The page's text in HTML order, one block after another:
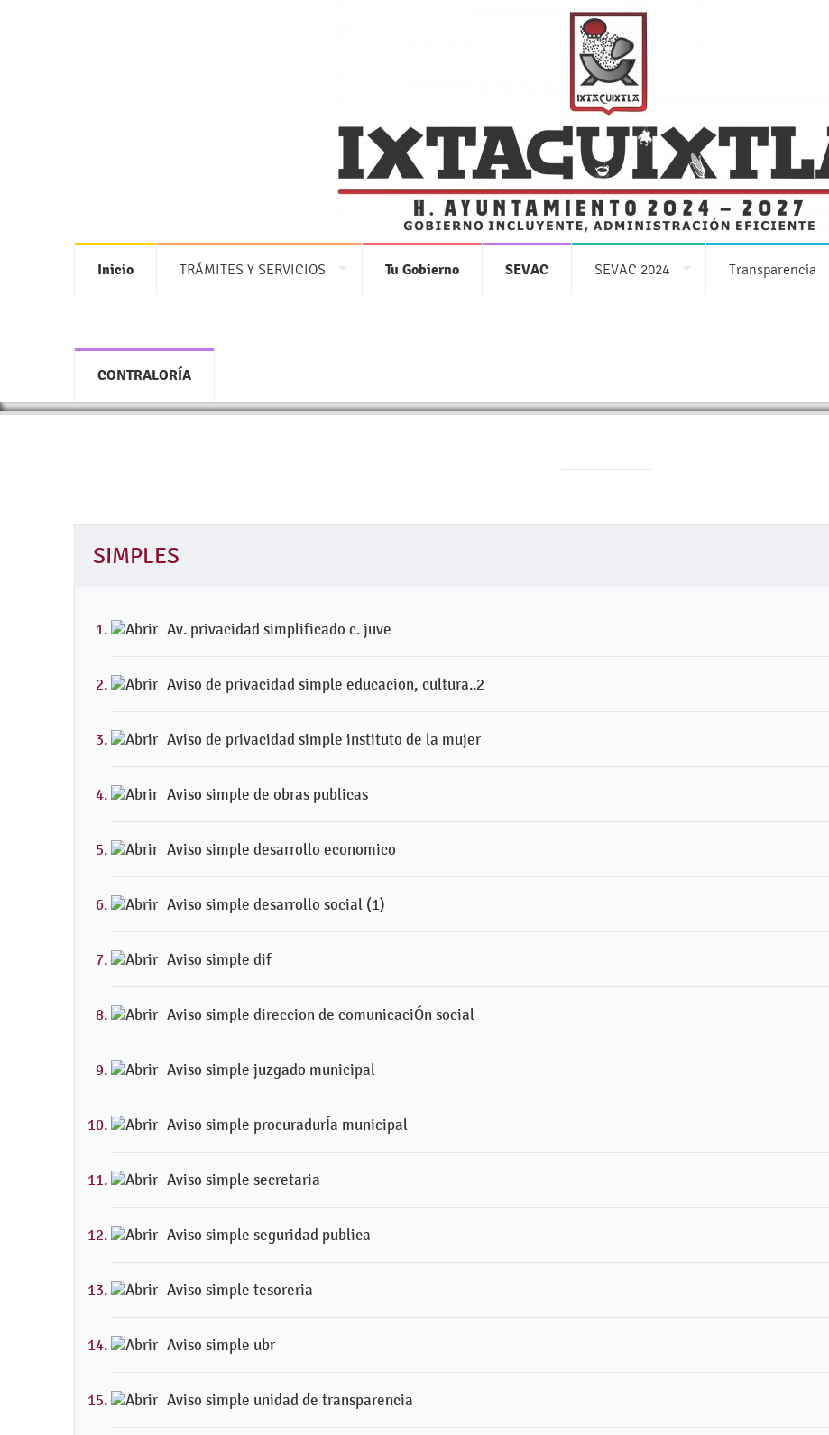
Inicio TRÁMITES Y SERVICIOS Tu Gobierno SEVAC SEVAC 2024 Transparencia
CONTRALORÍA
AVISO DE PRIVACIDAD
SIMPLES
Av. privacidad simplificado c. juve
Aviso de privacidad simple educacion, cultura..2
Aviso de privacidad simple instituto de la mujer
Aviso simple de obras publicas
Aviso simple desarrollo economico
Aviso simple desarrollo social (1)
Aviso simple dif
Aviso simple direccion de comunicaciÓn social
Aviso simple juzgado municipal
Aviso simple procuradurÍa municipal
Aviso simple secretaria
Aviso simple seguridad publica
Aviso simple tesoreria
Aviso simple ubr
Aviso simple unidad de transparencia